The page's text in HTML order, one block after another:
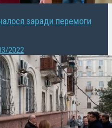
заради перемоги
2022